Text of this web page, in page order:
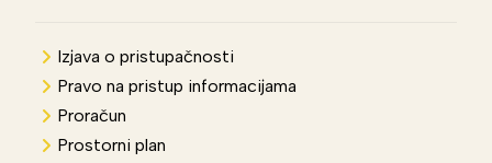
Izjava o pristupačnosti
Pravo na pristup informacijama
Proračun
Prostorni plan